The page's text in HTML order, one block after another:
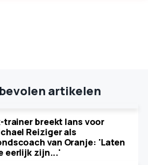
artikelen
trainer breekt lans voor
Reiziger als
van Oranje: 'Laten
eerlijk zijn...'